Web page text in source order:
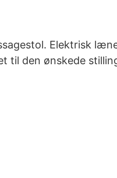
Elektrisk
den ønskede